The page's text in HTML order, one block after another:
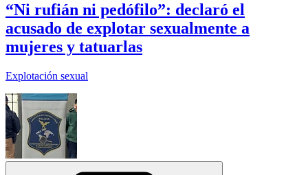
“Ni rufián ni pedófilo”: declaró el
acusado de explotar sexualmente a
mujeres y tatuarlas
Explotación sexual